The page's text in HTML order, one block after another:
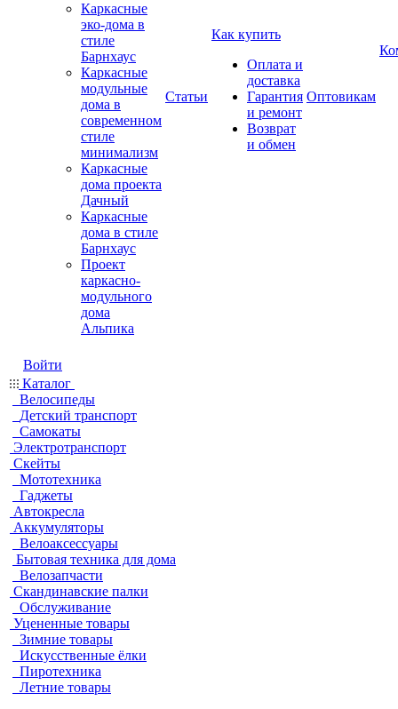
Каркасные
эко-дома в
стиле
Барнхаус
Каркасные
модульные
дома в
современном
стиле
минимализм
Каркасные
дома проекта
Дачный
Каркасные
дома в стиле
Барнхаус
Проект
каркасно-
модульного
дома
Альпика
Статьи
Как купить
Оплата и
доставка
Гарантия
и ремонт
Возврат
и обмен
Оптовикам
Войти
Каталог
Велосипеды
Детский транспорт
Самокаты
Электротранспорт
Скейты
Мототехника
Гаджеты
Автокресла
Аккумуляторы
Велоаксессуары
Бытовая техника для дома
Велозапчасти
Скандинавские палки
Обслуживание
Уцененные товары
Зимние товары
Искусственные ёлки
Пиротехника
Летние товары